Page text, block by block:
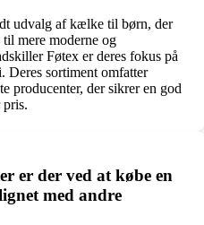
udvalg af kælke til børn, der
mere moderne og
Føtex er deres fokus på
sortiment omfatter
producenter, der sikrer en god
er der ved at købe en
med andre